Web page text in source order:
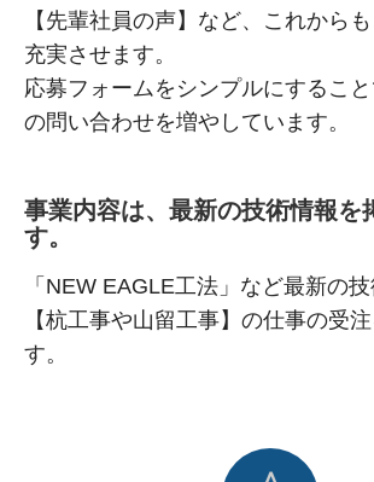
【先輩社員の声】など、これから
充実させます。
応募フォームをシンプルにするこ
の問い合わせを増やしています。
事業内容は、最新の技術情報を
す。
「NEW EAGLE工法」など最新の技
【杭工事や山留工事】の仕事の受
す。